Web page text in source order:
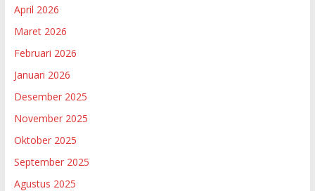
April 2026
Maret 2026
Februari 2026
Januari 2026
Desember 2025
November 2025
Oktober 2025
September 2025
Agustus 2025